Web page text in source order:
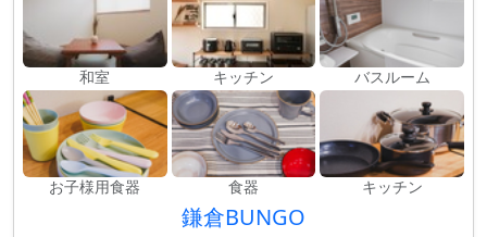
和室 キッチン バスルーム
お子様用食器 食器 キッチン
鎌倉BUNGO